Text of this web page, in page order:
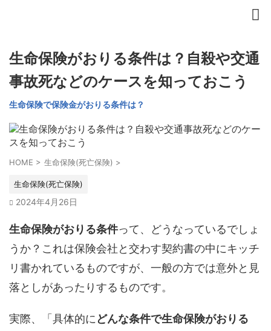
生命保険がおりる条件は？自殺や交通
事故死などのケースを知っておこう
生命保険で保険金がおりる条件は？
HOME > 生命保険(死亡保険) >
生命保険(死亡保険)
2024年4月26日
生命保険がおりる条件って、どうなっているでしょ
うか？これは保険会社と交わす契約書の中にキッチ
リ書かれているものですが、一般の方では意外と見
落としがあったりするものです。
実際、「具体的に どんな条件で生命保険がおりる